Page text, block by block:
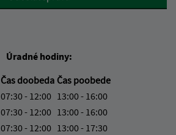
Úradné hodiny:
Čas doobeda Čas poobede
07:30 - 12:00 13:00 - 16:00
07:30 - 12:00 13:00 - 16:00
07:30 - 12:00 13:00 - 17:30